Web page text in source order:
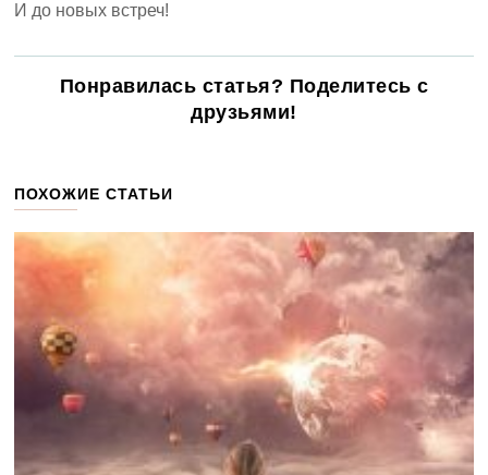
И до новых встреч!
Понравилась статья? Поделитесь с
друзьями!
ПОХОЖИЕ СТАТЬИ